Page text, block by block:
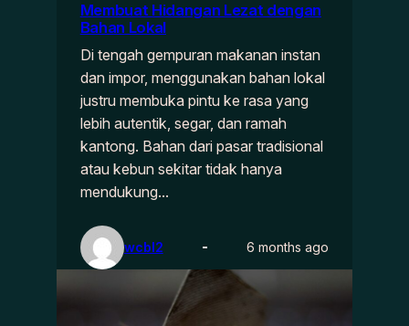
Membuat Hidangan Lezat dengan
Bahan Lokal
Di tengah gempuran makanan instan
dan impor, menggunakan bahan lokal
justru membuka pintu ke rasa yang
lebih autentik, segar, dan ramah
kantong. Bahan dari pasar tradisional
atau kebun sekitar tidak hanya
mendukung…
wcbl2 6 months ago